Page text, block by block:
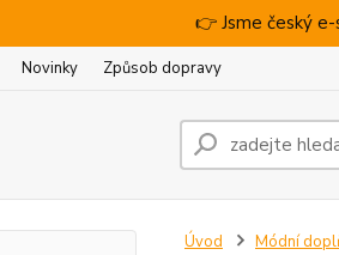
👉 Jsme český
Novinky Způsob dopravy
Úvod Módní